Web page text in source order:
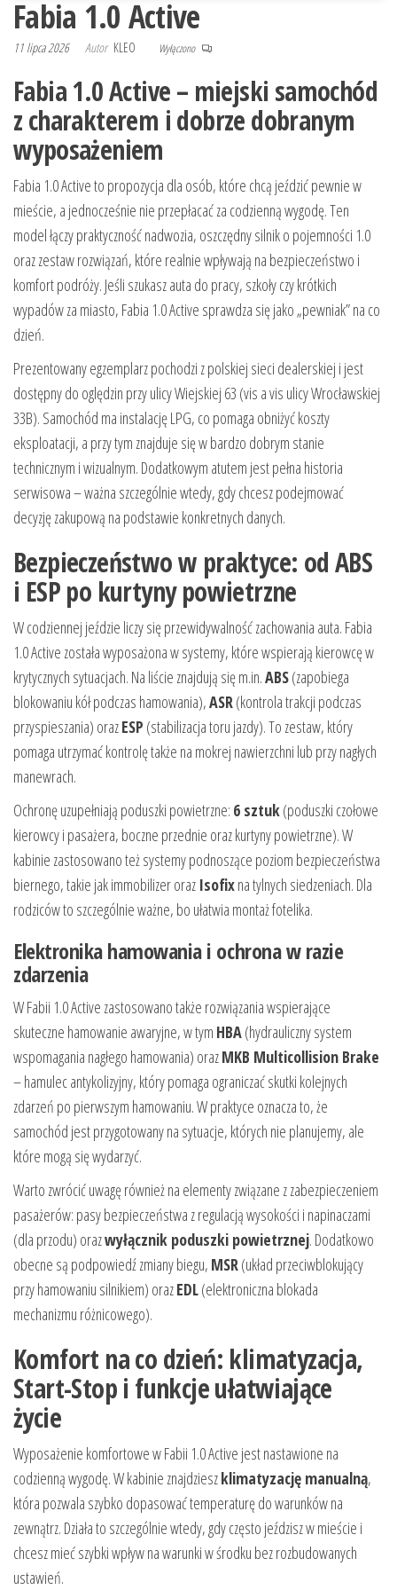
Fabia 1.0 Active
11 lipca 2026 Autor KLEO Wyłączono
Fabia 1.0 Active – miejski samochód
z charakterem i dobrze dobranym
wyposażeniem
Fabia 1.0 Active to propozycja dla osób, które chcą jeździć pewnie w
mieście, a jednocześnie nie przepłacać za codzienną wygodę. Ten
model łączy praktyczność nadwozia, oszczędny silnik o pojemności 1.0
oraz zestaw rozwiązań, które realnie wpływają na bezpieczeństwo i
komfort podróży. Jeśli szukasz auta do pracy, szkoły czy krótkich
wypadów za miasto, Fabia 1.0 Active sprawdza się jako „pewniak” na co
dzień.
Prezentowany egzemplarz pochodzi z polskiej sieci dealerskiej i jest
dostępny do oględzin przy ulicy Wiejskiej 63 (vis a vis ulicy Wrocławskiej
33B). Samochód ma instalację LPG, co pomaga obniżyć koszty
eksploatacji, a przy tym znajduje się w bardzo dobrym stanie
technicznym i wizualnym. Dodatkowym atutem jest pełna historia
serwisowa – ważna szczególnie wtedy, gdy chcesz podejmować
decyzję zakupową na podstawie konkretnych danych.
Bezpieczeństwo w praktyce: od ABS
i ESP po kurtyny powietrzne
W codziennej jeździe liczy się przewidywalność zachowania auta. Fabia
1.0 Active została wyposażona w systemy, które wspierają kierowcę w
krytycznych sytuacjach. Na liście znajdują się m.in.ABS(zapobiega
blokowaniu kół podczas hamowania),ASR(kontrola trakcji podczas
przyspieszania) orazESP (stabilizacja toru jazdy). To zestaw, który
pomaga utrzymać kontrolę także na mokrej nawierzchni lub przy nagłych
manewrach.
Ochronę uzupełniają poduszki powietrzne: 6 sztuk(poduszki czołowe
kierowcy i pasażera, boczne przednie oraz kurtyny powietrzne). W
kabinie zastosowano też systemy podnoszące poziom bezpieczeństwa
biernego, takie jak immobilizer oraz Isofixna tylnych siedzeniach. Dla
rodziców to szczególnie ważne, bo ułatwia montaż fotelika.
Elektronika hamowania i ochrona w razie
zdarzenia
W Fabii 1.0 Active zastosowano także rozwiązania wspierające
skuteczne hamowanie awaryjne, w tym HBA(hydrauliczny system
wspomagania nagłego hamowania) orazMKB Multicollision Brake
– hamulec antykolizyjny, który pomaga ograniczać skutki kolejnych
zdarzeń po pierwszym hamowaniu. W praktyce oznacza to, że
samochód jest przygotowany na sytuacje, których nie planujemy, ale
które mogą się wydarzyć.
Warto zwrócić uwagę również na elementy związane z zabezpieczeniem
pasażerów: pasy bezpieczeństwa z regulacją wysokości i napinaczami
(dla przodu) orazwyłącznik poduszki powietrznej. Dodatkowo
obecne są podpowiedź zmiany biegu, MSR(układ przeciwblokujący
przy hamowaniu silnikiem) orazEDL(elektroniczna blokada
mechanizmu różnicowego).
Komfort na co dzień: klimatyzacja,
Start-Stop i funkcje ułatwiające
życie
Wyposażenie komfortowe w Fabii 1.0 Active jest nastawione na
codzienną wygodę. W kabinie znajdzieszklimatyzację manualną,
która pozwala szybko dopasować temperaturę do warunków na
zewnątrz. Działa to szczególnie wtedy, gdy często jeździsz w mieście i
chcesz mieć szybki wpływ na warunki w środku bez rozbudowanych
ustawień.